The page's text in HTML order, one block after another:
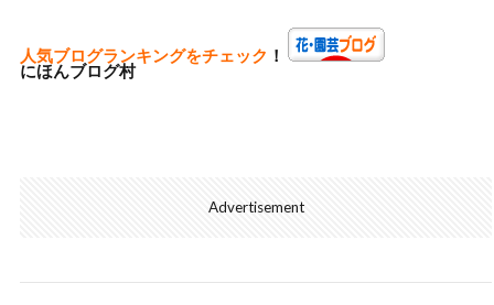
人気ブログランキングをチェック ！
にほんブログ村
Advertisement